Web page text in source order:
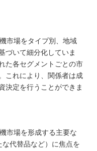
市場をタイプ別、地域
づいて細分化していま
た各セグメントごとの市
これにより、関係者は成
決定を行うことができま
市場を形成する主要な
代替品など）に焦点を